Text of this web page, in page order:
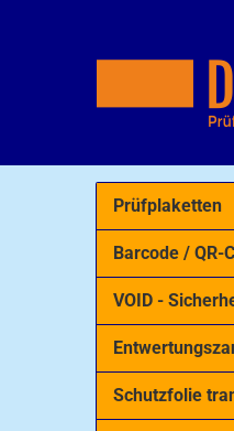
Prüfplaketten
Barcode / QR-
VOID -
Schutzfolie